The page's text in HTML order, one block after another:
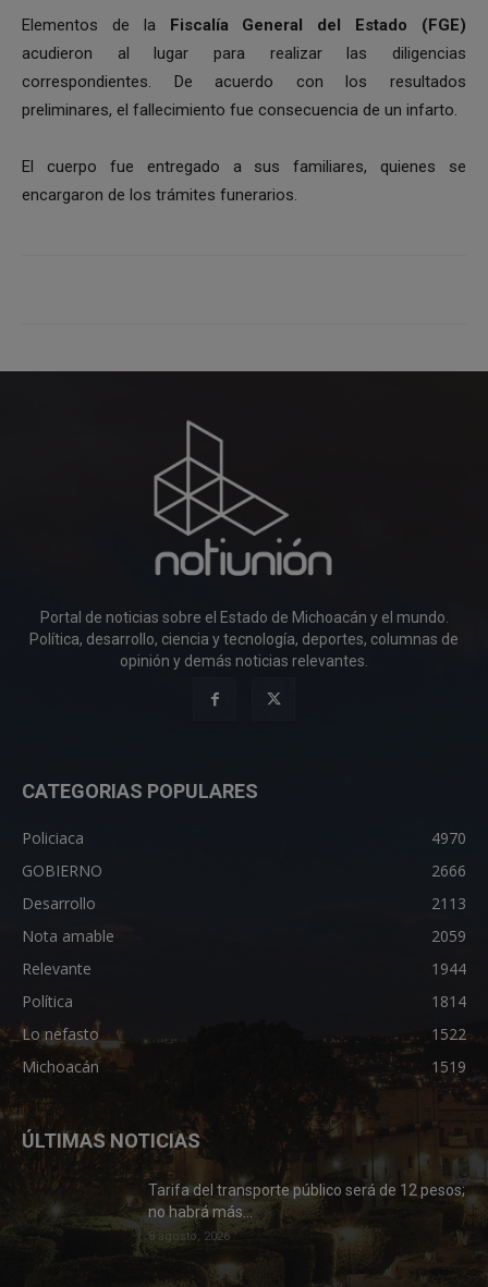
Elementos de la Fiscalía General del Estado (FGE)
acudieron al lugar para realizar las diligencias
correspondientes. De acuerdo con los resultados
preliminares, el fallecimiento fue consecuencia de un infarto.
El cuerpo fue entregado a sus familiares, quienes se
encargaron de los trámites funerarios.
Portal de noticias sobre el Estado de Michoacán y el mundo.
Política, desarrollo, ciencia y tecnología, deportes, columnas de
opinión y demás noticias relevantes.
CATEGORIAS POPULARES
Policiaca
4970
GOBIERNO
2666
Desarrollo
2113
Nota amable
2059
Relevante
1944
Política
1814
Lo nefasto
1522
Michoacán
1519
ÚLTIMAS NOTICIAS
Tarifa del transporte público será de 12 pesos;
no habrá más...
8 agosto, 2026